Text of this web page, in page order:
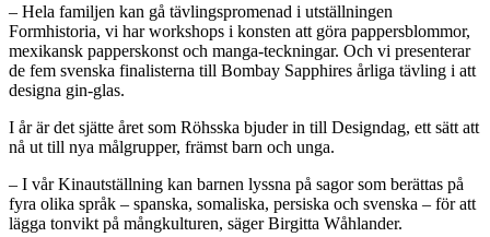
– Hela familjen kan gå tävlingspromenad i utställningen
Formhistoria, vi har workshops i konsten att göra pappersblommor,
mexikansk papperskonst och manga-teckningar. Och vi presenterar
de fem svenska finalisterna till Bombay Sapphires årliga tävling i att
designa gin-glas.
I år är det sjätte året som Röhsska bjuder in till Designdag, ett sätt att
nå ut till nya målgrupper, främst barn och unga.
– I vår Kinautställning kan barnen lyssna på sagor som berättas på
fyra olika språk – spanska, somaliska, persiska och svenska – för att
lägga tonvikt på mångkulturen, säger Birgitta Wåhlander.